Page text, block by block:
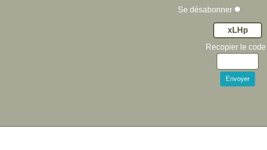
Se désabonner
xLHp
Recopier le code
Envoyer